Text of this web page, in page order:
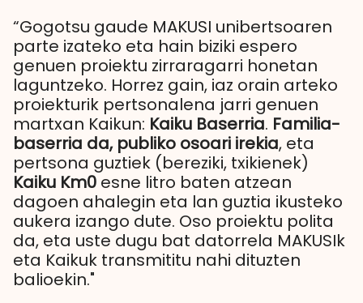
“Gogotsu gaude MAKUSI unibertsoaren
parte izateko eta hain biziki espero
genuen proiektu zirraragarri honetan
laguntzeko. Horrez gain, iaz orain arteko
proiekturik pertsonalena jarri genuen
martxan Kaikun: Kaiku Baserria. Familia-
baserria da, publiko osoari irekia, eta
pertsona guztiek (bereziki, txikienek)
Kaiku Km0 esne litro baten atzean
dagoen ahalegin eta lan guztia ikusteko
aukera izango dute. Oso proiektu polita
da, eta uste dugu bat datorrela MAKUSIk
eta Kaikuk transmititu nahi dituzten
balioekin."